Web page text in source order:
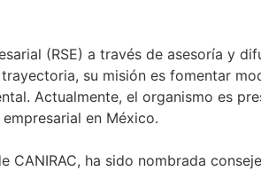
(RSE) a través de asesoría y
su misión es fomentar
Actualmente, el organismo es
en México.
ha sido nombrada